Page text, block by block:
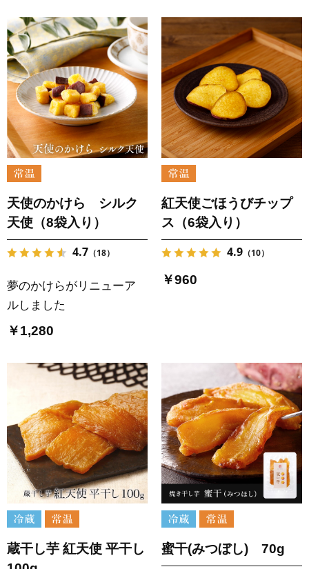
天使のかけら シルク
天使（8袋入り）
4.7 （18）
夢のかけらがリニューア
ルしました
￥1,280
紅天使ごほうびチップ
ス（6袋入り）
4.9 （10）
￥960
蔵干し芋 紅天使 平干し
蜜干(みつぼし) 70g